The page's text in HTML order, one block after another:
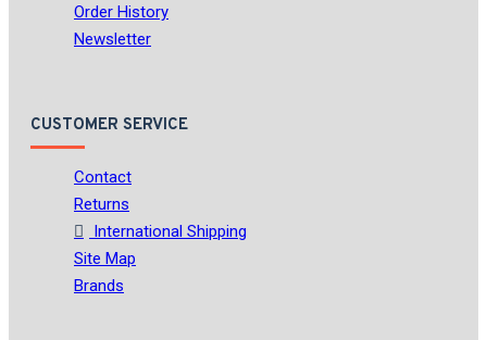
Order History
Newsletter
CUSTOMER SERVICE
Contact
Returns
International Shipping
Site Map
Brands